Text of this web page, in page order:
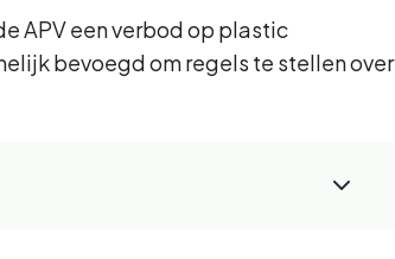
APV een verbod op plastic
bevoegd om regels te stellen over